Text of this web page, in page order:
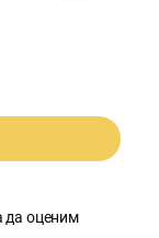
да оценим